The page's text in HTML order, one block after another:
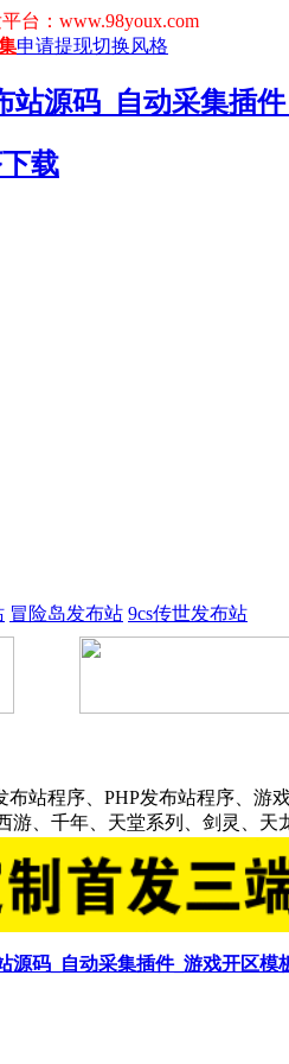
台：www.98youx.com
申请提现切换风格
冒险岛发布站 9cs传世发布站
站程序、PHP发布站程序、
、千年、天堂系列、剑灵、
源码_自动采集插件_游戏开区模